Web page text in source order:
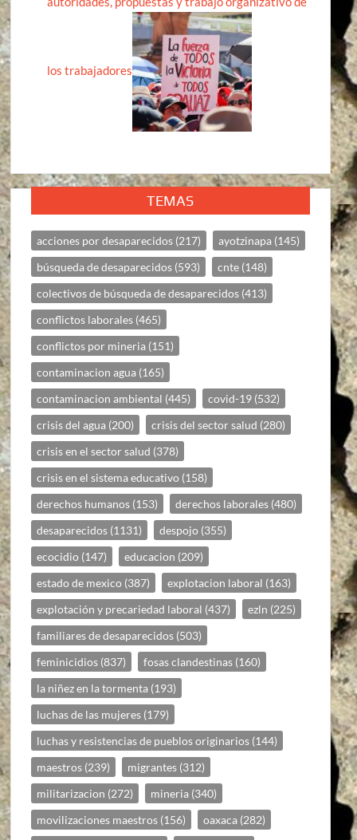
los trabajadores
TEMAS
acciones por desaparecidos (217) ayotzinapa (145)
búsqueda de desaparecidos (593) cnte (148)
colectivos de búsqueda de desaparecidos (413)
conflictos laborales (465)
conflictos por mineria (151)
contaminacion agua (165)
contaminacion ambiental (445) covid-19 (532)
crisis del agua (200) crisis del sector salud (280)
crisis en el sector salud (378)
crisis en el sistema educativo (158)
derechos humanos (153) derechos laborales (480)
desaparecidos (1131) despojo (355)
ecocidio (147) educacion (209)
estado de mexico (387) explotacion laboral (163)
explotación y precariedad laboral (437) ezln (225)
familiares de desaparecidos (503)
feminicidios (837) fosas clandestinas (160)
la niñez en la tormenta (193)
luchas de las mujeres (179)
luchas y resistencias de pueblos originarios (144)
maestros (239) migrantes (312)
militarizacion (272) mineria (340)
movilizaciones maestros (156) oaxaca (282)